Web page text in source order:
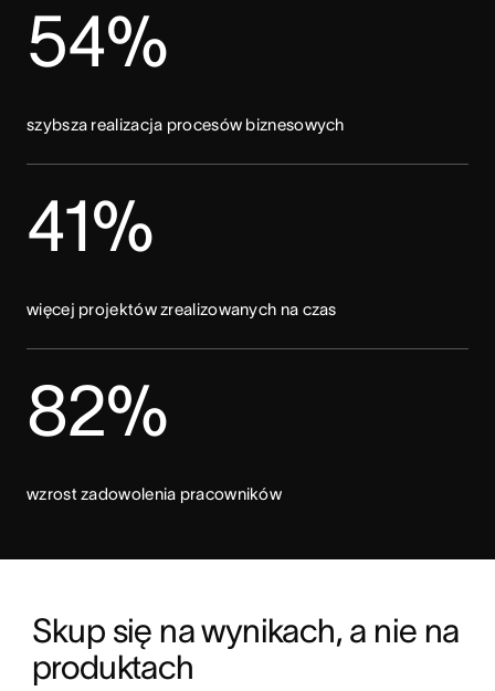
54%
szybsza realizacja procesów biznesowych
41%
więcej projektów zrealizowanych na czas
82%
wzrost zadowolenia pracowników
Skup się na wynikach, a nie na
produktach